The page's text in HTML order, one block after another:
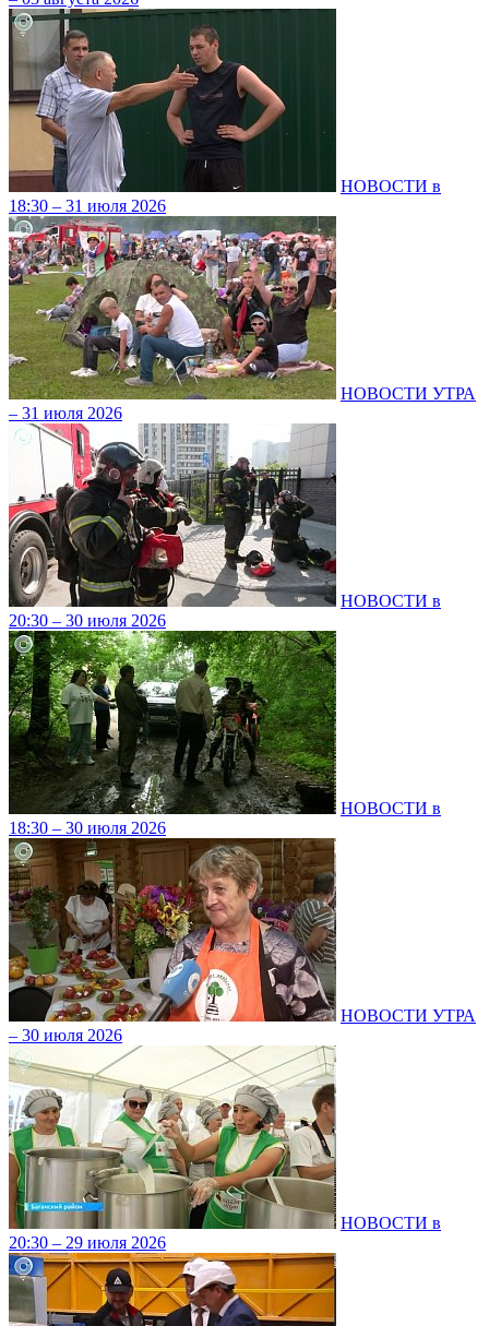
НОВОСТИ в
18:30 – 31 июля 2026
НОВОСТИ УТРА
– 31 июля 2026
НОВОСТИ в
20:30 – 30 июля 2026
НОВОСТИ в
18:30 – 30 июля 2026
НОВОСТИ УТРА
– 30 июля 2026
НОВОСТИ в
20:30 – 29 июля 2026